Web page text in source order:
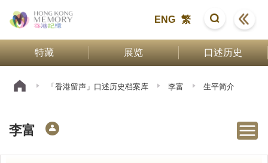
ENG 繁
特藏 展览 口述历史
「香港留声」口述历史档案库 李富 生平简介
李富